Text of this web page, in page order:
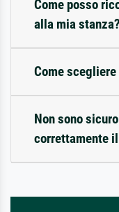
Come posso
alla mia stanza?
Come
Non sono
correttamente